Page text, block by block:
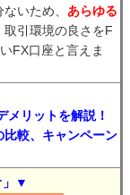
いため、 あらゆる
取引環境の良さをF
FX口座と言えま
メリットを解説！
比較、キャンペーン
」▼